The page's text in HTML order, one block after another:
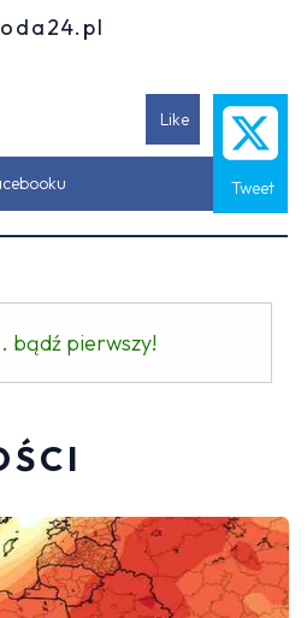
Like
Tweet
bądź pierwszy!